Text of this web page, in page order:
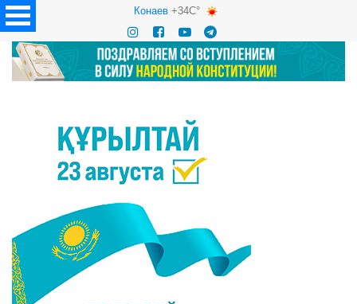
Конаев+34C°